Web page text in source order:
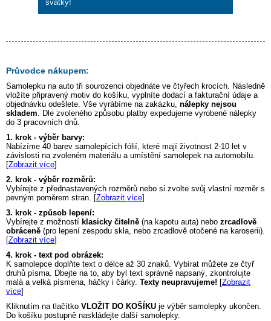
svátky!
Průvodce nákupem:
Samolepku na auto tři sourozenci objednáte ve čtyřech krocích. Následně
vložíte připravený motiv do košíku, vyplníte dodací a fakturační údaje a
objednávku odešlete. Vše vyrábíme na zakázku, nálepky nejsou
skladem. Dle zvoleného způsobu platby expedujeme vyrobené nálepky
do 3 pracovních dnů.
1. krok - výběr barvy:
Nabízíme 40 barev samolepících fólií, které mají životnost 2-10 let v
závislosti na zvoleném materiálu a umístění samolepek na automobilu.
[Zobrazit více]
2. krok - výběr rozměrů:
Vybírejte z přednastavených rozměrů nebo si zvolte svůj vlastní rozměr s
pevným poměrem stran. [Zobrazit více]
3. krok - způsob lepení:
Vybírejte z možností klasicky čitelně (na kapotu auta) nebo zrcadlově
obráceně (pro lepení zespodu skla, nebo zrcadlově otočené na karoserii).
[Zobrazit více]
4. krok - text pod obrázek:
K samolepce doplňte text o délce až 30 znaků. Vybírat můžete ze čtyř
druhů písma. Dbejte na to, aby byl text správně napsaný, zkontrolujte
malá a velká písmena, háčky i čárky. Texty neupravujeme! [Zobrazit
více]
Kliknutím na tlačítko VLOŽIT DO KOŠÍKU je výběr samolepky ukončen.
Do košíku postupně naskládejte další samolepky.